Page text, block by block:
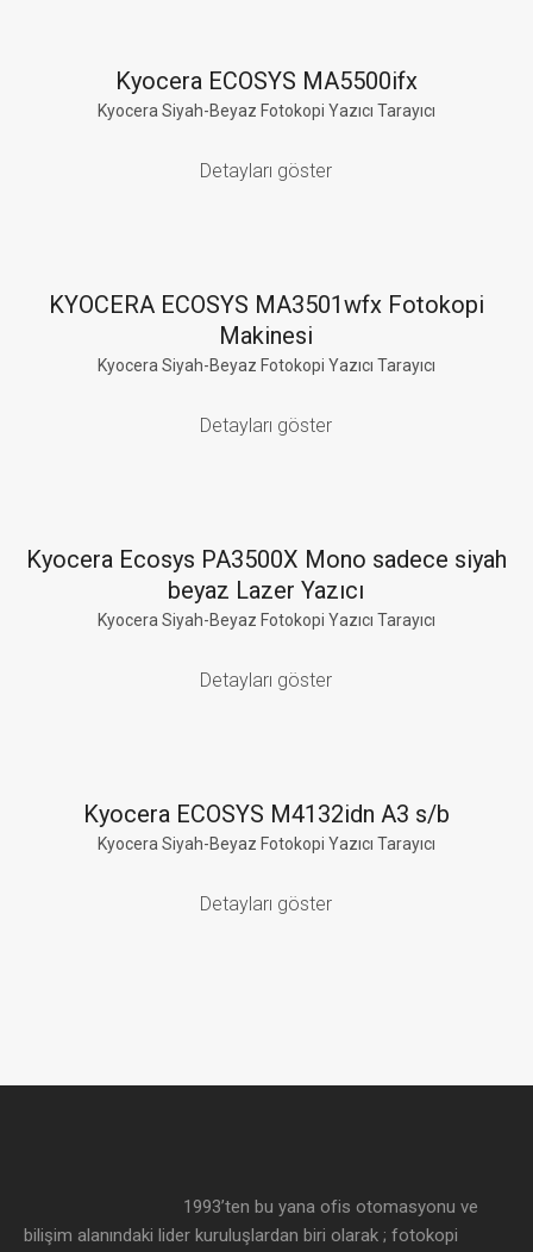
Kyocera ECOSYS MA5500ifx
Kyocera Siyah-Beyaz Fotokopi Yazıcı Tarayıcı
Detayları göster
KYOCERA ECOSYS MA3501wfx Fotokopi
Makinesi
Kyocera Siyah-Beyaz Fotokopi Yazıcı Tarayıcı
Detayları göster
Kyocera Ecosys PA3500X Mono sadece siyah
beyaz Lazer Yazıcı
Kyocera Siyah-Beyaz Fotokopi Yazıcı Tarayıcı
Detayları göster
Kyocera ECOSYS M4132idn A3 s/b
Kyocera Siyah-Beyaz Fotokopi Yazıcı Tarayıcı
Detayları göster
1993’ten bu yana ofis otomasyonu ve
bilişim alanındaki lider kuruluşlardan biri olarak ; fotokopi